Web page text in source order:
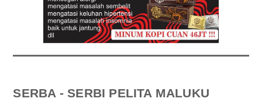
SERBA - SERBI PELITA MALUKU